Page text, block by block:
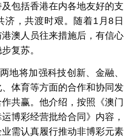
包括香港在内各地友好的支
济，共渡时艰。随着1月8日
澳人员往来措施后，有信心
复苏。
地将加强科技创新、金融、
体育等方面的合作和协同发
共赢。他介绍，按照《澳门
博彩经营批给合同》内容，
需认真履行推动非博彩元素